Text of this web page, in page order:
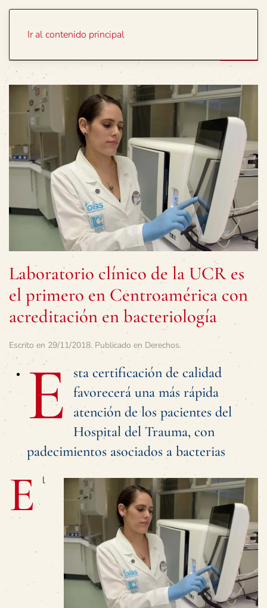
Ir al contenido principal
Laboratorio clínico de la UCR es
el primero en Centroamérica con
acreditación en bacteriología
Escrito en 29/11/2018. Publicado en Derechos.
E
sta certificación de calidad
favorecerá una más rápida
atención de los pacientes del
Hospital del Trauma, con
padecimientos asociados a bacterias
E l